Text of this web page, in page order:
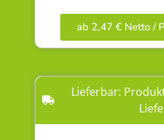
ab 2,47 € Netto /
Lieferbar: